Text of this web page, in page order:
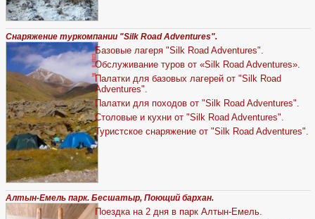
Снаряжение туркомпании "Silk Road Adventures".
Базовые лагеря "Silk Road Adventures".
Обслуживание туров от «Silk Road Adventures».
Палатки для базовых лагерей от "Silk Road
Adventures".
Палатки для походов от "Silk Road Adventures".
Столовые и кухни от "Silk Road Adventures".
Туристское снаряжение от "Silk Road Adventures".
Алтын-Емель парк. Бесшатыр, Поющий бархан.
Поездка на 2 дня в парк Алтын-Емель.